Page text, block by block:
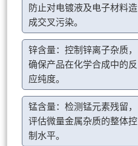
防止对电镀液及电子材料造
成交叉污染。
锌含量：控制锌离子杂质，
确保产品在化学合成中的反
应纯度。
锰含量：检测锰元素残留，
评估微量金属杂质的整体控
制水平。